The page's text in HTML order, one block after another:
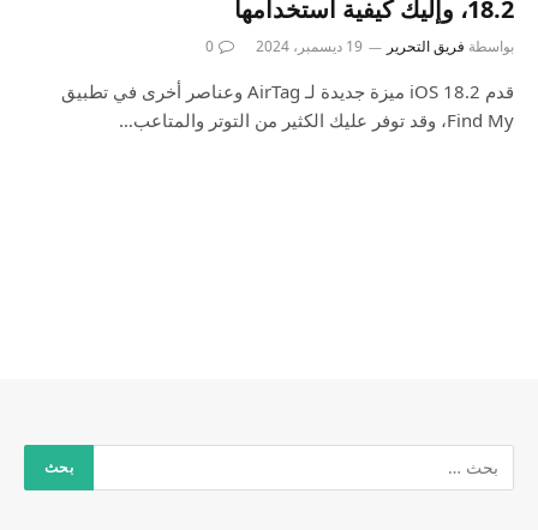
18.2، وإليك كيفية استخدامها
بواسطة فريق التحرير 19 ديسمبر، 2024 0
قدم iOS 18.2 ميزة جديدة لـ AirTag وعناصر أخرى في تطبيق
Find My، وقد توفر عليك الكثير من التوتر والمتاعب…